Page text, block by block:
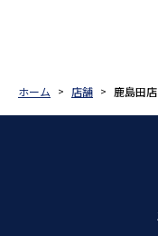
ホーム 店舗 鹿島田店